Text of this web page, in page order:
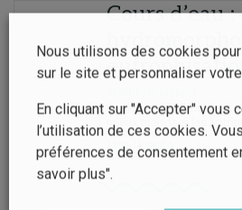
Cours d’eau :
Restaurer
mieux maîtriser les
Lire la suite
Nous utilisons des cookies
sur le site et personnaliser
En cliquant sur "Accepter" vous
l’utilisation de ces cookies.
préférences de consentement
savoir plus".